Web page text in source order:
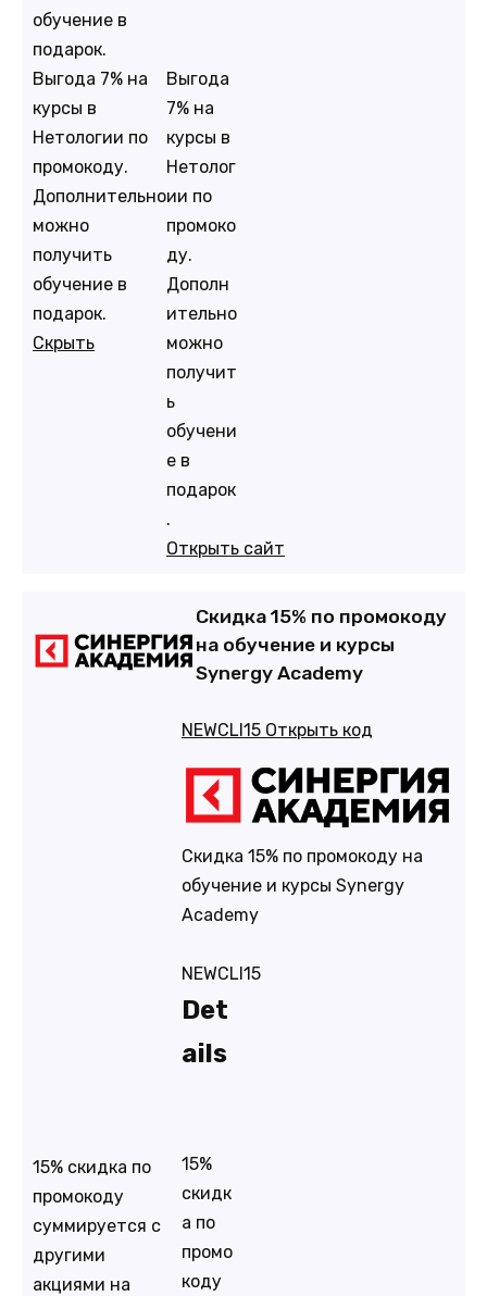
обучение в
подарок.
Выгода 7% на
курсы в
Нетологии по
промокоду.
Дополнительно
можно
получить
обучение в
подарок.
Скрыть
Выгода
7% на
курсы в
Нетолог
ии по
промоко
ду.
Дополн
ительно
можно
получит
ь
обучени
е в
подарок
.
Открыть сайт
Скидка 15% по промокоду
на обучение и курсы
Synergy Academy
15% скидка по
промокоду
суммируется с
другими
акциями на
NEWCLI15 Открыть код
Скидка 15% по промокоду на
обучение и курсы Synergy
Academy
NEWCLI15
Det
ails
15%
скидк
а по
промо
коду